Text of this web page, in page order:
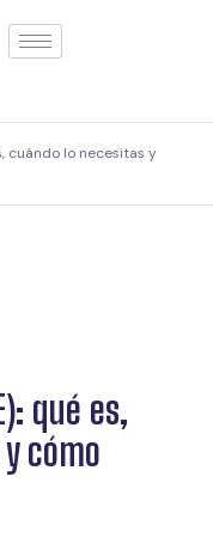
cuándo lo necesitas y
qué es,
cómo